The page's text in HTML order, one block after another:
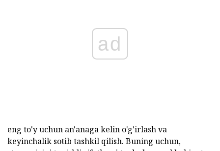
ad
eng to'y uchun an'anaga kelin o'g'irlash va
keyinchalik sotib tashkil qilish. Buning uchun,